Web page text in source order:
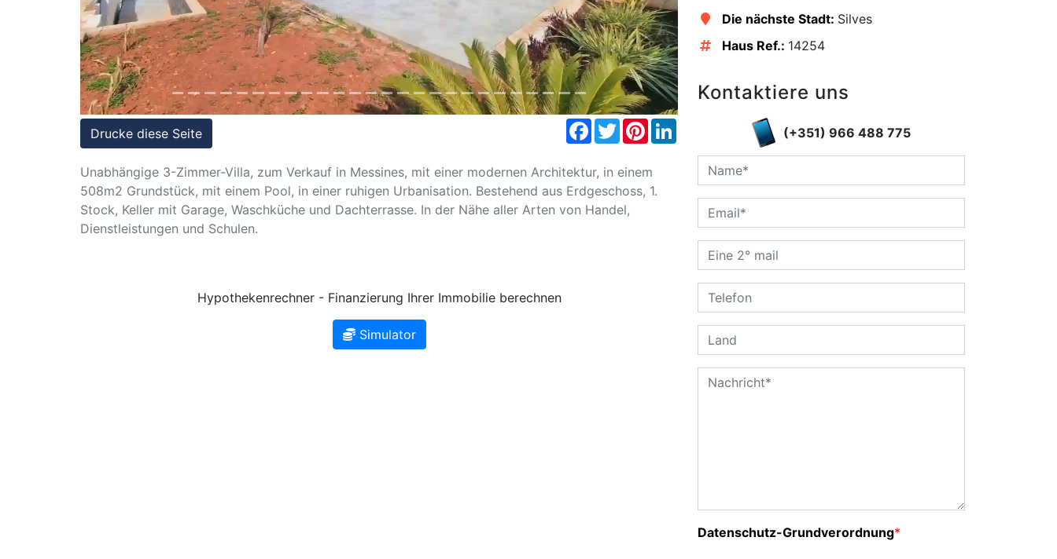
Drucke diese Seite
Facebook
TwitterPinterest
Unabhängige 3-Zimmer-Villa, zum Verkauf in Messines, mit einer modernen Architektur, in einem
508m2 Grundstück, mit einem Pool, in einer ruhigen Urbanisation. Bestehend aus Erdgeschoss, 1.
Stock, Keller mit Garage, Waschküche und Dachterrasse. In der Nähe aller Arten von Handel,
Dienstleistungen und Schulen.
Hypothekenrechner - Finanzierung Ihrer Immobilie berechnen
Simulator
Die nächste Stadt: Silves
Haus Ref.: 14254
Kontaktiere uns
(+351) 966 488 775
Datenschutz-Grundverordnung*